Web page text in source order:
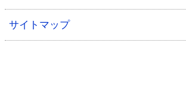
サイトマップ